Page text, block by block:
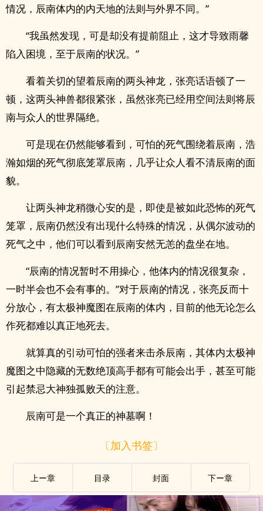
情况，辰南体内的内天地的法则与外界不同。”
“我虽然发现，可是却没有提前阻止，这才导致雨馨
陷入困境，至于辰南的状况。”
看着关切的望着辰南的两头神龙，张亮话语顿了一
顿，这两头神兽都很紧张，虽然张亮已经用空间法则将辰
南与众人的世界隔绝。
可是现在仍然能够看到，可怕的死气围绕着辰南，浩
瀚如烟的死气彻底笼罩辰南，几乎让众人看不清辰南的面
貌。
让两头神龙稍微心安的是，即使是被如此恐怖的死气
笼罩，辰南仍然没有出现什么特殊的情况，从偶尔波动的
死气之中，他们可以看到辰南安然无恙的盘坐在地。
“辰南的情况暂时不用操心，他体内的情况很复杂，
一时半会也不会有事的。”对于辰南的情况，张亮反而十
分放心，有太极神魔图在辰南的体内，目前的他无论怎么
作死都难以真正地死去。
就算真的引动可怕的强者来击杀辰南，其体内太极神
魔图之中隐藏的无数绝顶高手都有可能会出手，甚至可能
引起禁忌大神独孤败天的注意。
辰南可是一个真正的神墓啊！
〔加入书签〕
上ー章 目录 封面 下ー章